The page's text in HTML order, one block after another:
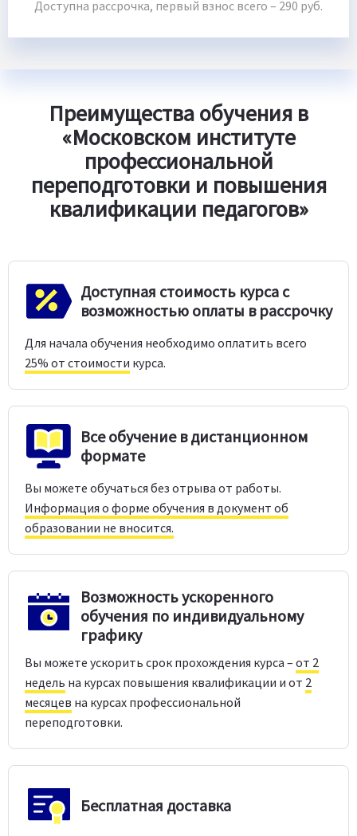
Доступна рассрочка, первый взнос всего – 290 руб.
Преимущества обучения в
«Московском институте
профессиональной
переподготовки и повышения
квалификации педагогов»
Доступная стоимость курса с
возможностью оплаты в рассрочку
Для начала обучения необходимо оплатить всего
25% от стоимости курса.
Все обучение в дистанционном
формате
Вы можете обучаться без отрыва от работы.
Информация о форме обучения в документ об
образовании не вносится.
Возможность ускоренного
обучения по индивидуальному
графику
Вы можете ускорить срок прохождения курса – от 2
недель на курсах повышения квалификации и от 2
месяцев на курсах профессиональной
переподготовки.
Бесплатная доставка